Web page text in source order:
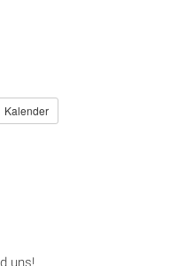
Kalender
uns!